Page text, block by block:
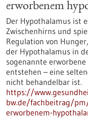
erworbenem
Der Hypothalamus ist
Zwischenhirns und
Regulation von
der Hypothalamus in
sogenannte
entstehen – eine
nicht behandelbar ist.
https://
bw.de/fachbeitrag/
erworbenem-